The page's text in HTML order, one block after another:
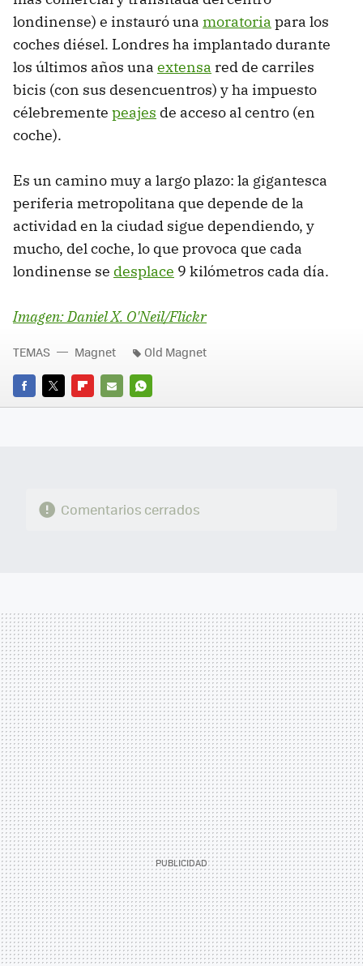
londinense) e instauró una moratoria para los
coches diésel. Londres ha implantado durante
los últimos años una extensa red de carriles
bicis (con sus desencuentros) y ha impuesto
célebremente peajes de acceso al centro (en
coche).
Es un camino muy a largo plazo: la gigantesca
periferia metropolitana que depende de la
actividad en la ciudad sigue dependiendo, y
mucho, del coche, lo que provoca que cada
londinense se desplace 9 kilómetros cada día.
Imagen: Daniel X. O'Neil/Flickr
FACEBOOK
TWITTERFLIPBOARD
E-
WHATSAPP
TEMAS Magnet Old Magnet
Comentarios cerrados